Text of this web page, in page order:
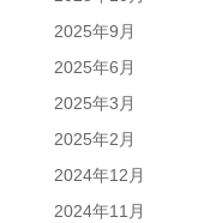
2025年9月
2025年6月
2025年3月
2025年2月
2024年12月
2024年11月